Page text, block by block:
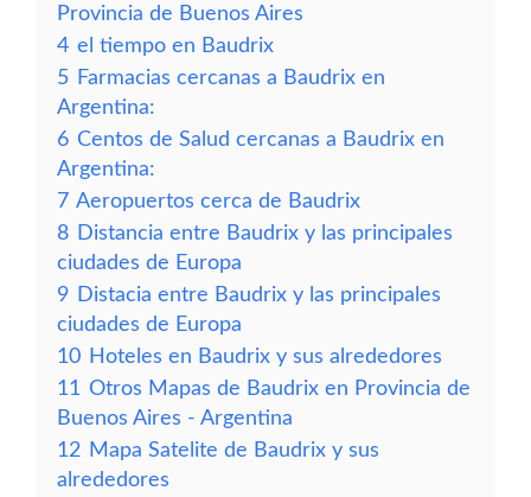
Provincia de Buenos Aires
4 el tiempo en Baudrix
5 Farmacias cercanas a Baudrix en
Argentina:
6 Centos de Salud cercanas a Baudrix en
Argentina:
7 Aeropuertos cerca de Baudrix
8 Distancia entre Baudrix y las principales
ciudades de Europa
9 Distacia entre Baudrix y las principales
ciudades de Europa
10 Hoteles en Baudrix y sus alrededores
11 Otros Mapas de Baudrix en Provincia de
Buenos Aires - Argentina
12 Mapa Satelite de Baudrix y sus
alrededores